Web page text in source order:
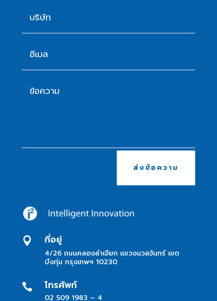
ส่งข้อความ
 ที่อยู่
4/26 ถนนคลองลำเจียก แขวงนวลจันทร์ เขต
บึงกุ่ม กรุงเทพฯ 10230
 โทรศัพท์
02 509 1983 – 4